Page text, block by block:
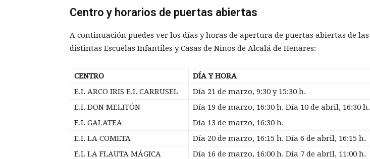
Centro y horarios de puertas abiertas
A continuación puedes ver los días y horas de apertura de puertas abiertas de las
distintas Escuelas Infantiles y Casas de Niños de Alcalá de Henares:
CENTRO
DÍA Y HORA
E.I. ARCO IRIS E.I. CARRUSEL
Día 21 de marzo, 9:30 y 15:30 h.
E.I. DON MELITÓN
Día 19 de marzo, 16:30 h. Día 10 de abril, 16:30 h.
E.I. GALATEA
Día 13 de marzo, 16:30 h.
E.I. LA COMETA
Día 20 de marzo, 16:15 h. Día 6 de abril, 16:15 h.
E.I. LA FLAUTA MÁGICA
Día 16 de marzo, 16:00 h. Día 7 de abril, 11:00 h.